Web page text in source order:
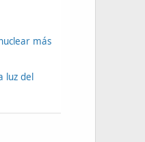
más
luz del